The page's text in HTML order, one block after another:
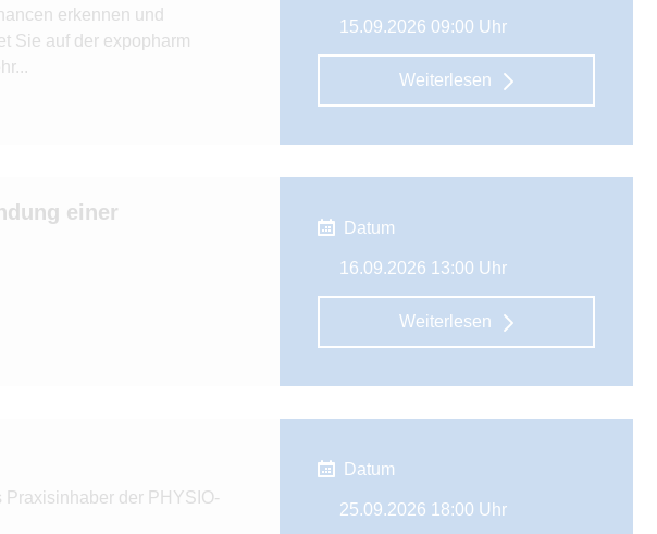
erkennen und
Sie auf der expopharm
15.09.2026 09:00 Uhr
Weiterlesen
einer
Datum
16.09.2026 13:00 Uhr
Weiterlesen
Praxisinhaber der PHYSIO-
Datum
25.09.2026 18:00 Uhr